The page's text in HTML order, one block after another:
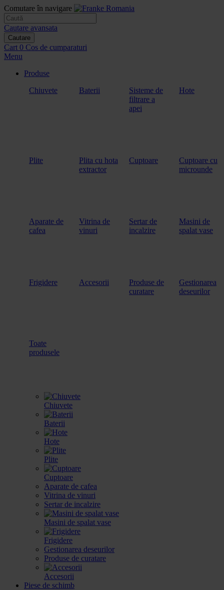
Comutare în navigare
Cautare avansata
Cautare
Cart 0 Cos de cumparaturi
Menu
Produse
Chiuvete
Baterii
Sisteme de
filtrare a
apei
Hote
Plite
Plita cu hota
extractor
Cuptoare
Cuptoare cu
microunde
Aparate de
cafea
Vitrina de
vinuri
Sertar de
incalzire
Masini de
spalat vase
Frigidere Accesorii
Produse de
curatare
Gestionarea
deseurilor
Toate
produsele
Chiuvete
Baterii
Hote
Plite
Cuptoare
Aparate de cafea
Vitrina de vinuri
Sertar de incalzire
Masini de spalat vase
Frigidere
Gestionarea deseurilor
Produse de curatare
Accesorii
Piese de schimb